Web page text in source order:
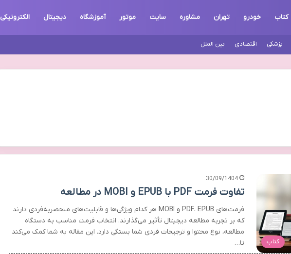
کتاب خودرو تهران مشاوره سایت موتور آموزشگاه دیجیتال الکترونیکی
پزشکی اقتصادی بین الملل
کتاب
30/09/1404
تفاوت فرمت PDF با EPUB و MOBI در مطالعه
فرمت‌های PDF، EPUB و MOBI هر کدام ویژگی‌ها و قابلیت‌های منحصربه‌فردی دارند
که بر تجربه مطالعه دیجیتال تأثیر می‌گذارند. انتخاب فرمت مناسب به دستگاه
مطالعه، نوع محتوا و ترجیحات فردی شما بستگی دارد. این مقاله به شما کمک می‌کند
تا…